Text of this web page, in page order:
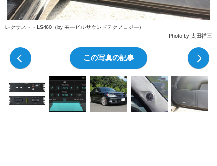
レクサス・・LS460（by モービルサウンドテクノロジー）
Photo by 太田祥三
この写真の記事